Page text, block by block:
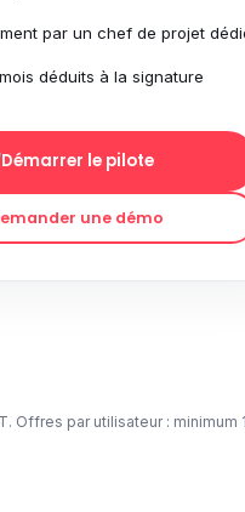
par un chef de projet
déduits à la signature
Démarrer le pilote
une démo
Offres par utilisateur :